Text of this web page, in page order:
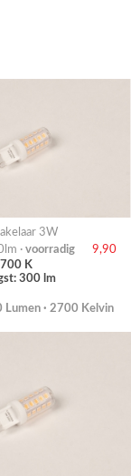
3W
· voorradig
9,90
K
300 lm
Lumen · 2700 Kelvin